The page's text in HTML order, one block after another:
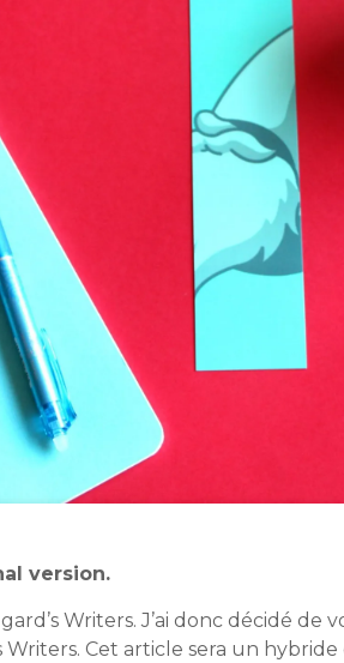
version.
Writers. J’ai donc décidé de
Writers. Cet article sera un